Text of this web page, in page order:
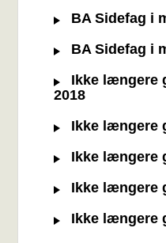
BA Sidefag i
BA Sidefag i
Ikke længere
2018
Ikke længere
Ikke længere
Ikke længere
Ikke længere